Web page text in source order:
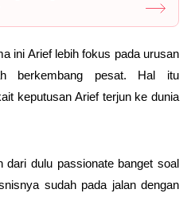
ini Arief lebih fokus pada urusan
berkembang pesat. Hal itu
keputusan Arief terjun ke dunia
dari dulu passionate banget soal
sudah pada jalan dengan